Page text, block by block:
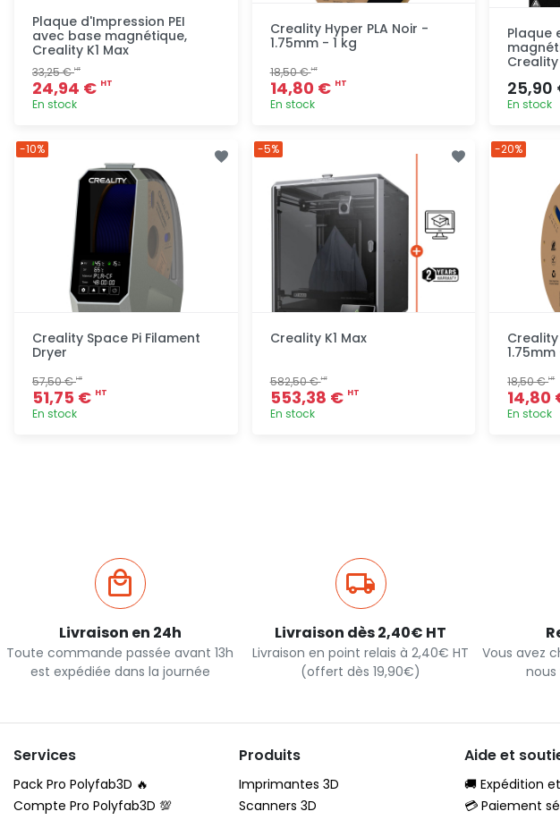
Plaque d'Impression PEI
avec base magnétique,
Creality K1 Max
33,25 €HT
24,94 € HT
En stock
Creality Hyper PLA Noir -
1.75mm - 1 kg
18,50 €HT
14,80 € HT
En stock
Plaque
Creality
En stock
Creality Space Pi Filament
Dryer
57,50 €HT
51,75 € HT
En stock
-10%
Creality K1 Max
582,50 €HT
553,38 € HT
En stock
-5%
Creality
1.75mm
18,50 €HT
14,80
En stock
-20%
Livraison en 24h
Toute commande passée avant 13h
est expédiée dans la journée
Livraison dès 2,40€ HT
Livraison en point relais à 2,40€ HT
(offert dès 19,90€)
Vous avez
nous
Services
Pack Pro Polyfab3D 🔥
Compte Pro Polyfab3D 💯
Produits
Imprimantes 3D
Scanners 3D
Aide et
🚚 Expédition
💳 Paiement